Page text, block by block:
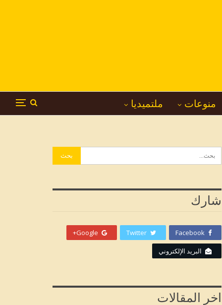
منوعات ملتميديا
شارك
Facebook
Twitter
Google+
البريد الإلكتروني
اخر المقالات